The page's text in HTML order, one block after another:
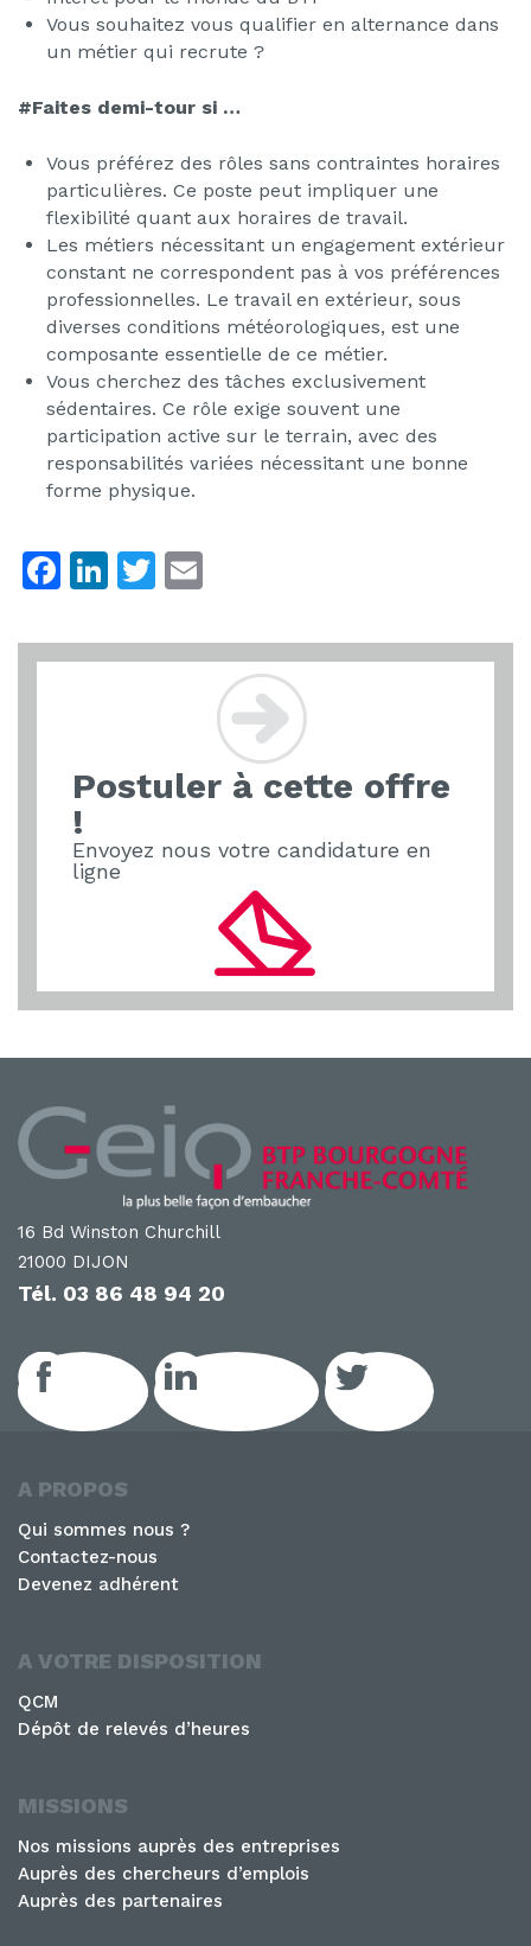
Vous souhaitez vous qualifier en alternance dans
un métier qui recrute ?
#Faites demi-tour si …
Vous préférez des rôles sans contraintes horaires
particulières. Ce poste peut impliquer une
flexibilité quant aux horaires de travail.
Les métiers nécessitant un engagement extérieur
constant ne correspondent pas à vos préférences
professionnelles. Le travail en extérieur, sous
diverses conditions météorologiques, est une
composante essentielle de ce métier.
Vous cherchez des tâches exclusivement
sédentaires. Ce rôle exige souvent une
participation active sur le terrain, avec des
responsabilités variées nécessitant une bonne
forme physique.
F
c
o
k
Li
k
T
itt ai
Postuler à cette offre
!
Envoyez nous votre candidature en
ligne
16 Bd Winston Churchill
21000 DIJON
Tél. 03 86 48 94 20
Facebook LinkedIn GEIQ Twitter
A PROPOS
Qui sommes nous ?
Contactez-nous
Devenez adhérent
A VOTRE DISPOSITION
QCM
Dépôt de relevés d’heures
MISSIONS
Nos missions auprès des entreprises
Auprès des chercheurs d’emplois
Auprès des partenaires